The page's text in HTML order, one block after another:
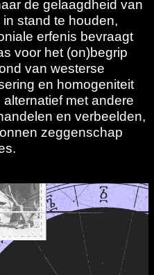
de gelaagdheid van
stand te houden,
erfenis bevraagt
voor het (on)begrip
van westerse
en homogeniteit
met andere
en verbeelden,
zeggenschap